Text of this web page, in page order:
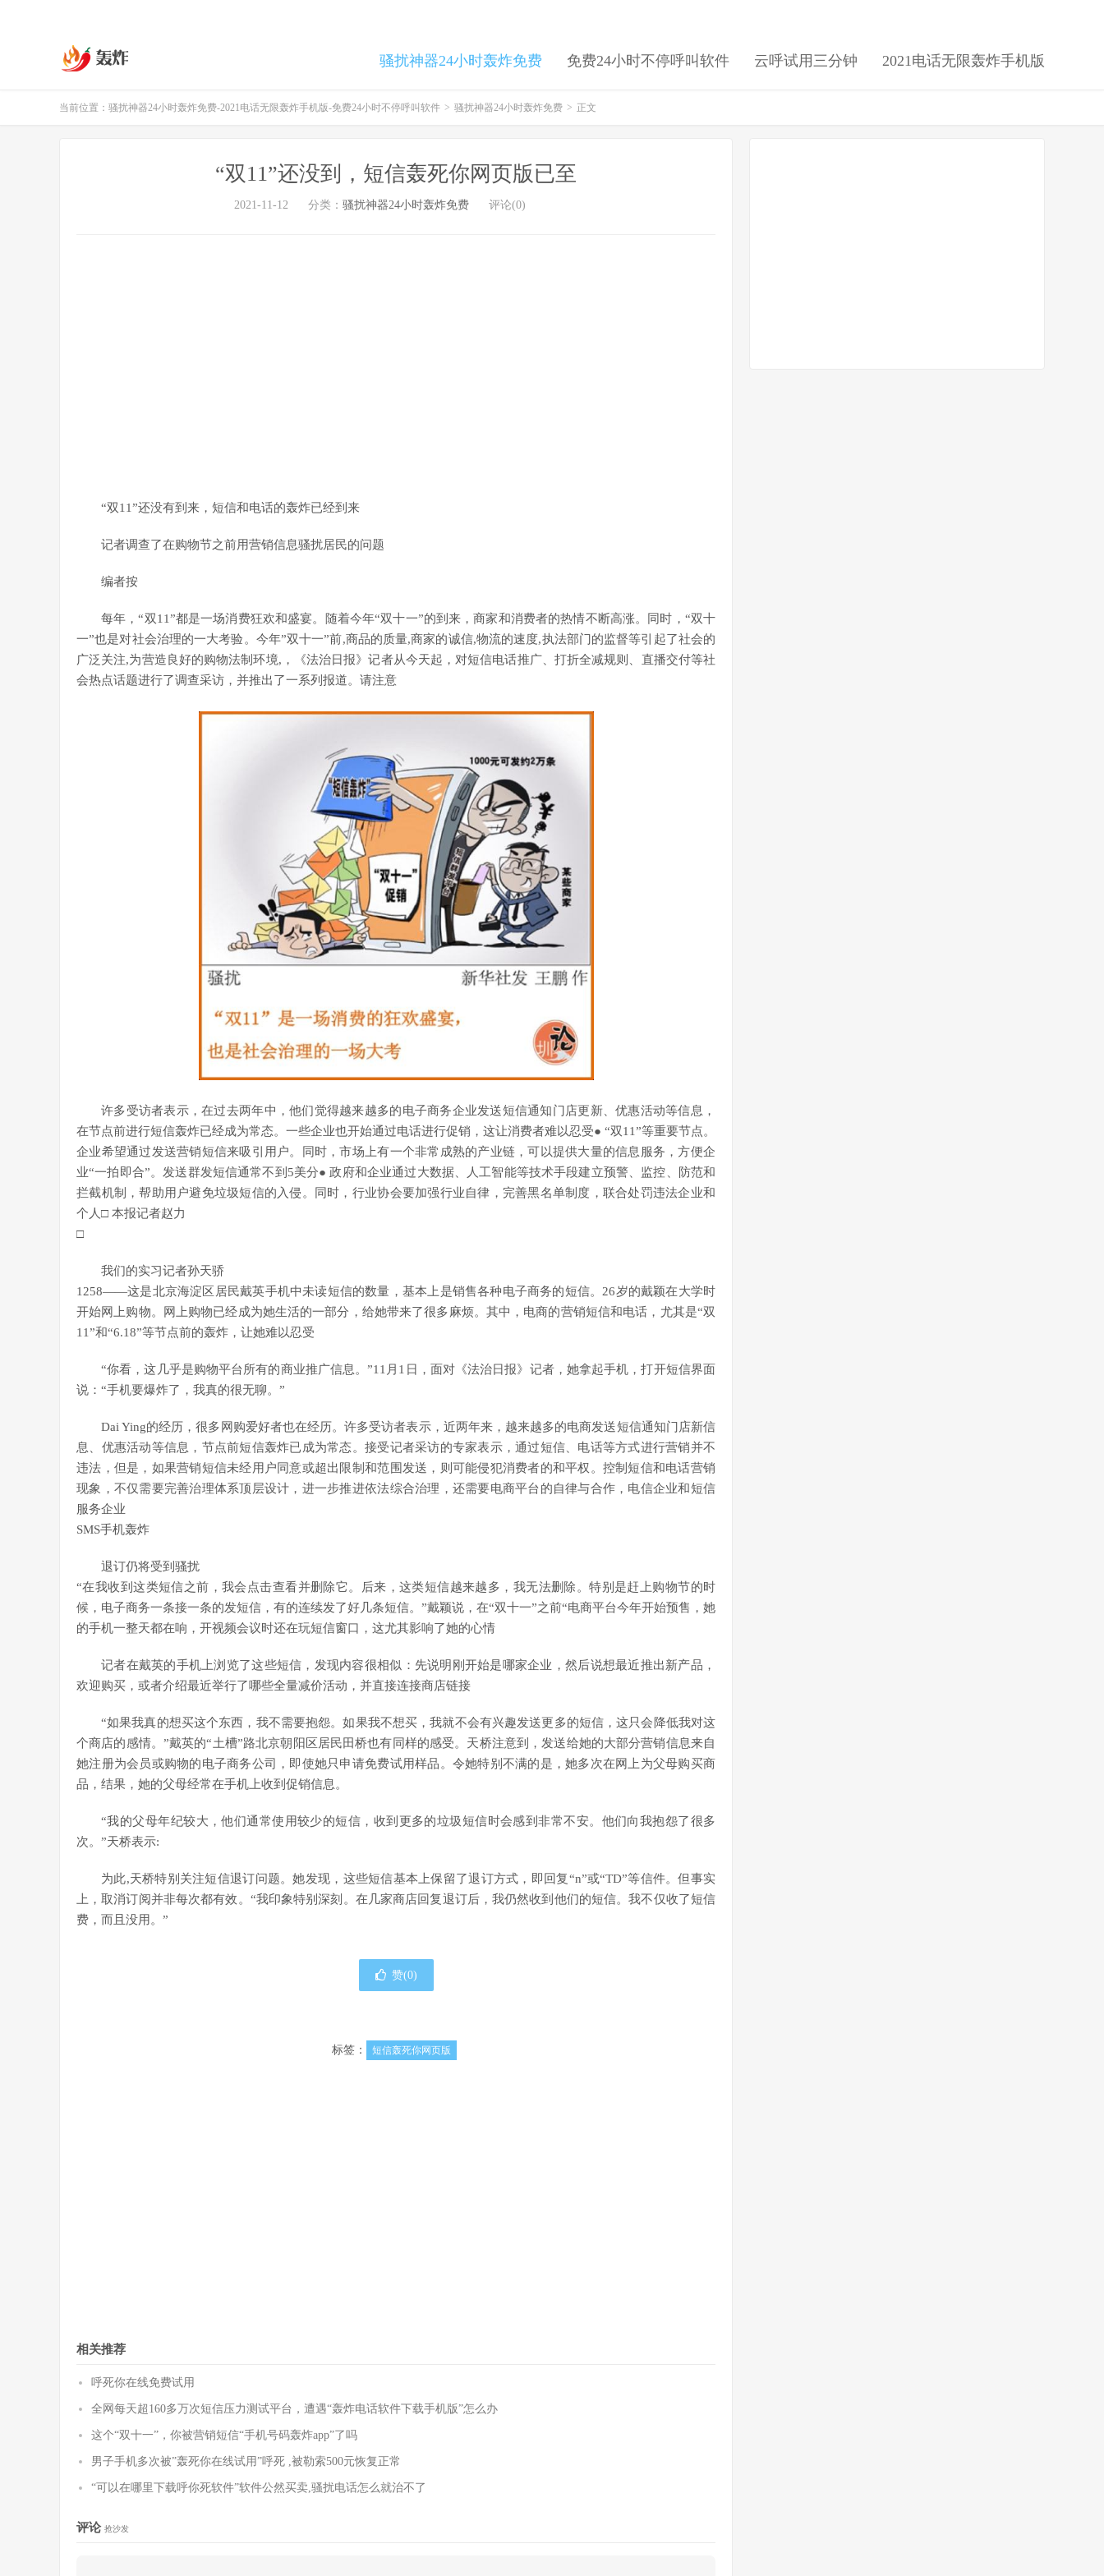
骚扰神器24小时轰炸免费 免费24小时不停呼叫软件 云呼试用三分钟 2021电话无限轰炸手机版
当前位置： 骚扰神器24小时轰炸免费-2021电话无限轰炸手机版-免费24小时不停呼叫软件 > 骚扰神器24小时轰炸免费 > 正文
“双11”还没到，短信轰死你网页版已至
2021-11-12 分类： 骚扰神器24小时轰炸免费 评论(0)
“双11”还没有到来，短信和电话的轰炸已经到来
记者调查了在购物节之前用营销信息骚扰居民的问题
编者按
每年，“双11”都是一场消费狂欢和盛宴。随着今年“双十一”的到来，商家和消费者的热情不断高涨。同时，“双十
一”也是对社会治理的一大考验。今年”双十一”前,商品的质量,商家的诚信,物流的速度,执法部门的监督等引起了社会的
广泛关注,为营造良好的购物法制环境,，《法治日报》记者从今天起，对短信电话推广、打折全减规则、直播交付等社
会热点话题进行了调查采访，并推出了一系列报道。请注意
许多受访者表示，在过去两年中，他们觉得越来越多的电子商务企业发送短信通知门店更新、优惠活动等信息，
在节点前进行短信轰炸已经成为常态。一些企业也开始通过电话进行促销，这让消费者难以忍受● “双11”等重要节点。
企业希望通过发送营销短信来吸引用户。同时，市场上有一个非常成熟的产业链，可以提供大量的信息服务，方便企
业“一拍即合”。发送群发短信通常不到5美分● 政府和企业通过大数据、人工智能等技术手段建立预警、监控、防范和
拦截机制，帮助用户避免垃圾短信的入侵。同时，行业协会要加强行业自律，完善黑名单制度，联合处罚违法企业和
个人□ 本报记者赵力
□
我们的实习记者孙天骄
1258——这是北京海淀区居民戴英手机中未读短信的数量，基本上是销售各种电子商务的短信。26岁的戴颖在大学时
开始网上购物。网上购物已经成为她生活的一部分，给她带来了很多麻烦。其中，电商的营销短信和电话，尤其是“双
11”和“6.18”等节点前的轰炸，让她难以忍受
“你看，这几乎是购物平台所有的商业推广信息。”11月1日，面对《法治日报》记者，她拿起手机，打开短信界面
说：“手机要爆炸了，我真的很无聊。”
Dai Ying的经历，很多网购爱好者也在经历。许多受访者表示，近两年来，越来越多的电商发送短信通知门店新信
息、优惠活动等信息，节点前短信轰炸已成为常态。接受记者采访的专家表示，通过短信、电话等方式进行营销并不
违法，但是，如果营销短信未经用户同意或超出限制和范围发送，则可能侵犯消费者的和平权。控制短信和电话营销
现象，不仅需要完善治理体系顶层设计，进一步推进依法综合治理，还需要电商平台的自律与合作，电信企业和短信
服务企业
SMS手机轰炸
退订仍将受到骚扰
“在我收到这类短信之前，我会点击查看并删除它。后来，这类短信越来越多，我无法删除。特别是赶上购物节的时
候，电子商务一条接一条的发短信，有的连续发了好几条短信。”戴颖说，在“双十一”之前“电商平台今年开始预售，她
的手机一整天都在响，开视频会议时还在玩短信窗口，这尤其影响了她的心情
记者在戴英的手机上浏览了这些短信，发现内容很相似：先说明刚开始是哪家企业，然后说想最近推出新产品，
欢迎购买，或者介绍最近举行了哪些全量减价活动，并直接连接商店链接
“如果我真的想买这个东西，我不需要抱怨。如果我不想买，我就不会有兴趣发送更多的短信，这只会降低我对这
个商店的感情。”戴英的“土槽”路北京朝阳区居民田桥也有同样的感受。天桥注意到，发送给她的大部分营销信息来自
她注册为会员或购物的电子商务公司，即使她只申请免费试用样品。令她特别不满的是，她多次在网上为父母购买商
品，结果，她的父母经常在手机上收到促销信息。
“我的父母年纪较大，他们通常使用较少的短信，收到更多的垃圾短信时会感到非常不安。他们向我抱怨了很多
次。”天桥表示:
为此,天桥特别关注短信退订问题。她发现，这些短信基本上保留了退订方式，即回复“n”或“TD”等信件。但事实
上，取消订阅并非每次都有效。“我印象特别深刻。在几家商店回复退订后，我仍然收到他们的短信。我不仅收了短信
费，而且没用。”
赞(0)
标签： 短信轰死你网页版
相关推荐
呼死你在线免费试用
全网每天超160多万次短信压力测试平台，遭遇“轰炸电话软件下载手机版”怎么办
这个“双十一”，你被营销短信“手机号码轰炸app”了吗
男子手机多次被”轰死你在线试用”呼死 ,被勒索500元恢复正常
“可以在哪里下载呼你死软件”软件公然买卖,骚扰电话怎么就治不了
评论 抢沙发